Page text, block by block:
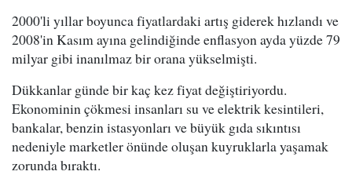
2000'li yıllar boyunca fiyatlardaki artış giderek hızlandı ve
2008'in Kasım ayına gelindiğinde enflasyon ayda yüzde 79
milyar gibi inanılmaz bir orana yükselmişti.
Dükkanlar günde bir kaç kez fiyat değiştiriyordu.
Ekonominin çökmesi insanları su ve elektrik kesintileri,
bankalar, benzin istasyonları ve büyük gıda sıkıntısı
nedeniyle marketler önünde oluşan kuyruklarla yaşamak
zorunda bıraktı.